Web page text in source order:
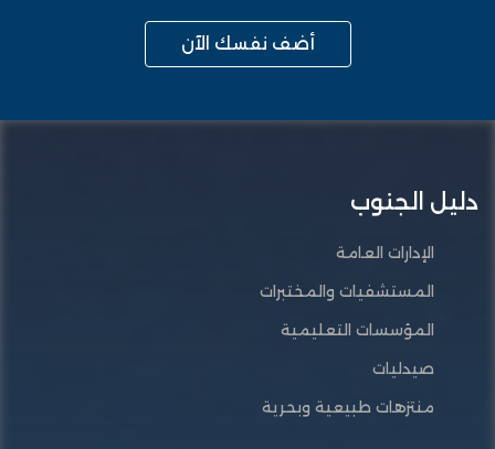
أضف نفسك الآن
دليل الجنوب
الإدارات العامة
المستشفيات والمختبرات
المؤسسات التعليمية
صيدليات
منتزهات طبيعية وبحرية